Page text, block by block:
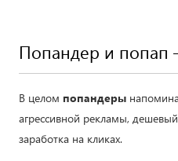
Попандер и попап
В целом попандеры
агрессивной рекламы,
заработка на кликах.